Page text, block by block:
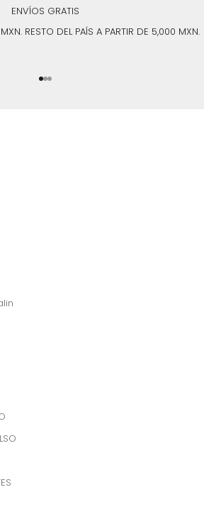
ENVÍOS GRATIS
RESTO DEL PAÍS A PARTIR DE 5,000 MXN.
Ir al artículo 1
Ir al artículo 2
Ir al artículo 3